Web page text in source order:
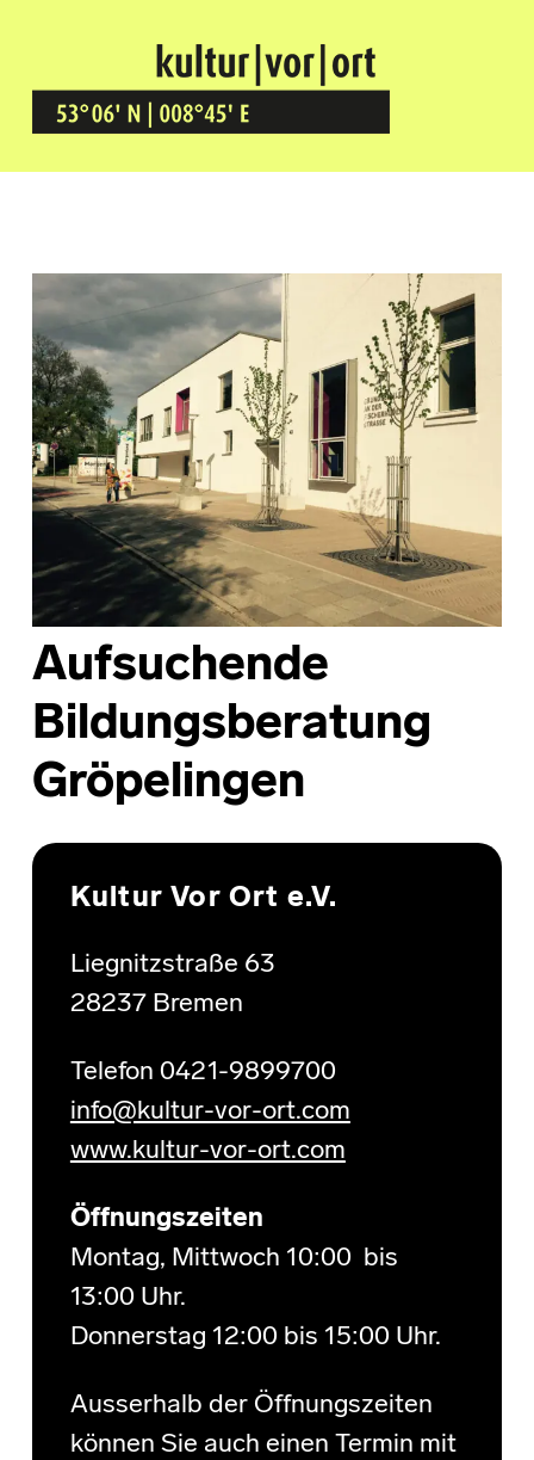
Kultur Vor Ort
BREMEN GRÖPELINGEN
Aufsuchende
Bildungsberatung
Gröpelingen
Skip back to main navigation
Kultur Vor Ort e.V.
Liegnitzstraße 63
28237 Bremen
Telefon 0421-9899700
info@kultur-vor-ort.com
www.kultur-vor-ort.com
Öffnungszeiten
Montag, Mittwoch 10:00 bis
13:00 Uhr.
Donnerstag 12:00 bis 15:00 Uhr.
Ausserhalb der Öffnungszeiten
können Sie auch einen Termin mit